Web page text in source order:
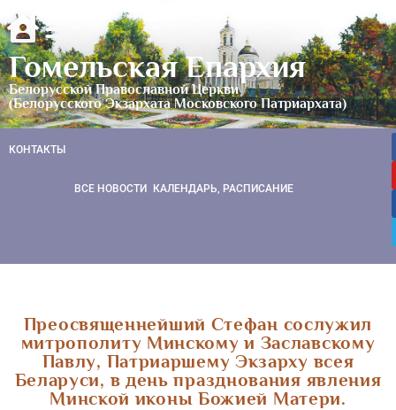
Гомельская Епархия
Белорусской Православной Церкви
(Белорусского Экзархата Московского Патриархата)
КОНТАКТЫ
ВСЕ НОВОСТИ КАЛЕНДАРЬ, РАСПИСАНИЕ
Преосвященнейший Стефан сослужил
митрополиту Минскому и Заславскому
Павлу, Патриаршему Экзарху всея
Беларуси, в день празднования явления
Минской иконы Божией Матери.